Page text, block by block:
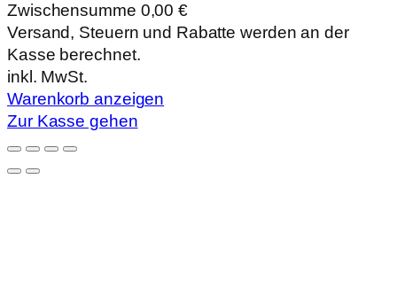
Produkte
im
Warenkorb
Zwischensumme 0,00 €
Versand, Steuern und Rabatte werden an der
Kasse berechnet.
inkl. MwSt.
Warenkorb anzeigen
Zur Kasse gehen